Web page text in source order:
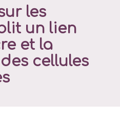
les
un lien
et la
cellules